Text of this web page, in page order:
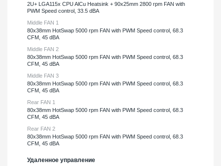
2U+ LGA115x CPU AlCu Heatsink + 90x25mm 2800 rpm FAN with
PWM Speed control, 33.5 dBA
Middle FAN 1
80х38mm HotSwap 5000 rpm FAN with PWM Speed control, 68.3
CFM, 45 dBA
Middle FAN 2
80х38mm HotSwap 5000 rpm FAN with PWM Speed control, 68.3
CFM, 45 dBA
Middle FAN 3
80х38mm HotSwap 5000 rpm FAN with PWM Speed control, 68.3
CFM, 45 dBA
Rear FAN 1
80х38mm HotSwap 5000 rpm FAN with PWM Speed control, 68.3
CFM, 45 dBA
Rear FAN 2
80х38mm HotSwap 5000 rpm FAN with PWM Speed control, 68.3
CFM, 45 dBA
Удаленное управление